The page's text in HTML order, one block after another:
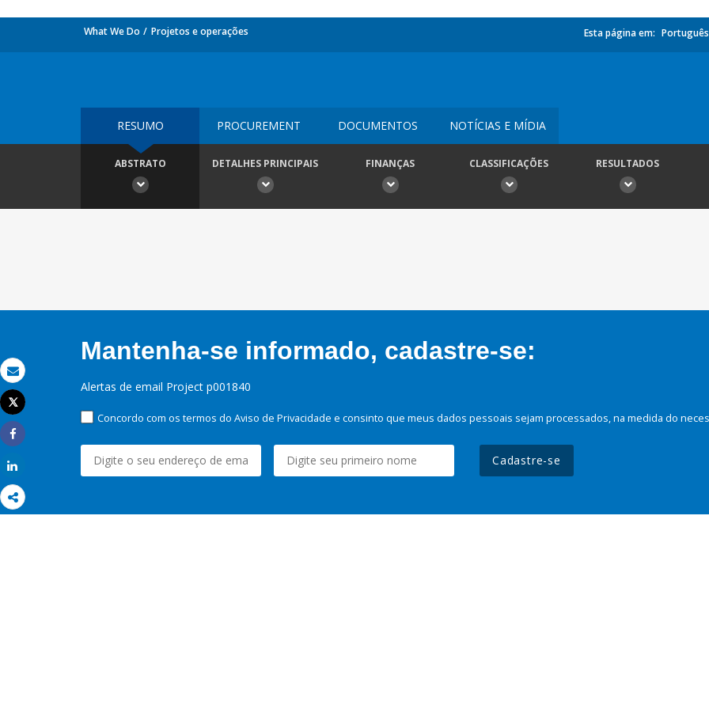
Email
Imprimir
Tweet
Share
What We Do Projetos e operações Esta página em: Português
RESUMO PROCUREMENT DOCUMENTOS NOTÍCIAS E MÍDIA
ABSTRATO DETALHES PRINCIPAIS FINANÇAS CLASSIFICAÇÕES RESULTADOS
Mantenha-se informado, cadastre-se:
Alertas de email Project p001840
Concordo com os termos do Aviso de Privacidade e consinto que meus dados pessoais sejam processados, na medida do
Cadastre-se